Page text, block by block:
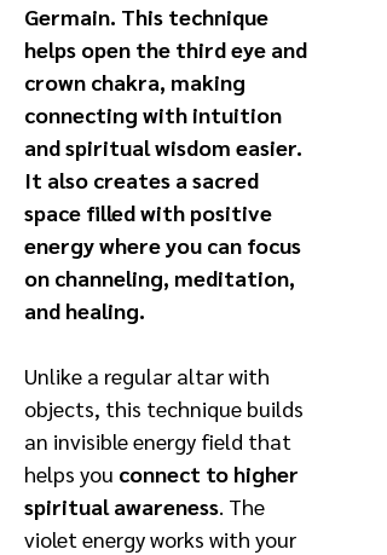
Germain. This technique
helps open the third eye and
crown chakra, making
connecting with intuition
and spiritual wisdom easier.
It also creates a sacred
space filled with positive
energy where you can focus
on channeling, meditation,
and healing.
Unlike a regular altar with
objects, this technique builds
an invisible energy field that
helps you connect to higher
spiritual awareness . The
violet energy works with your